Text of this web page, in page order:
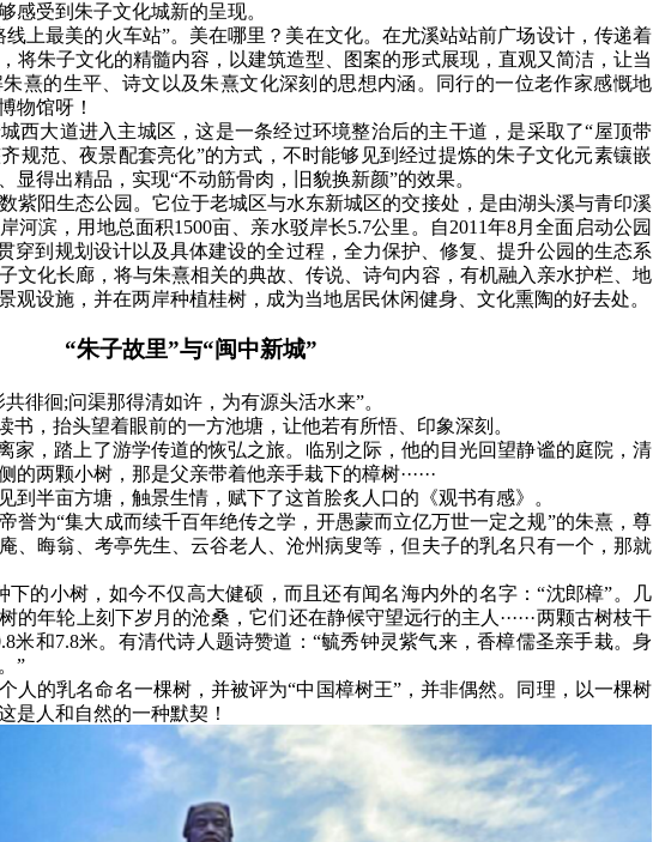
感受到朱子文化城新的呈现。
线上最美的火车站”。美在哪里？美在文化。在尤溪站站前广场设计，传递着
将朱子文化的精髓内容，以建筑造型、图案的形式展现，直观又简洁，让当
熹的生平、诗文以及朱熹文化深刻的思想内涵。同行的一位老作家感慨地
物馆呀！
西大道进入主城区，这是一条经过环境整治后的主干道，是采取了“屋顶带
规范、夜景配套亮化”的方式，不时能够见到经过提炼的朱子文化元素镶嵌
显得出精品，实现“不动筋骨肉，旧貌换新颜”的效果。
紫阳生态公园。它位于老城区与水东新城区的交接处，是由湖头溪与青印溪
河滨，用地总面积1500亩、亲水驳岸长5.7公里。自2011年8月全面启动公园
穿到规划设计以及具体建设的全过程，全力保护、修复、提升公园的生态系
文化长廊，将与朱熹相关的典故、传说、诗句内容，有机融入亲水护栏、地
观设施，并在两岸种植桂树，成为当地居民休闲健身、文化熏陶的好去处。
“朱子故里”与“闽中新城”
徘徊;问渠那得清如许，为有源头活水来”。
书，抬头望着眼前的一方池塘，让他若有所悟、印象深刻。
家，踏上了游学传道的恢弘之旅。临别之际，他的目光回望静谧的庭院，清
两颗小树，那是父亲带着他亲手栽下的樟树······
到半亩方塘，触景生情，赋下了这首脍炙人口的《观书有感》。
誉为“集大成而续千百年绝传之学，开愚蒙而立亿万世一定之规”的朱熹，尊
、晦翁、考亭先生、云谷老人、沧州病叟等，但夫子的乳名只有一个，那就
下的小树，如今不仅高大健硕，而且还有闻名海内外的名字：“沈郎樟”。几
年轮上刻下岁月的沧桑，它们还在静候守望远行的主人······两颗古树枝干
米和7.8米。有清代诗人题诗赞道：“毓秀钟灵紫气来，香樟儒圣亲手栽。身
”
人的乳名命名一棵树，并被评为“中国樟树王”，并非偶然。同理，以一棵树
是人和自然的一种默契！